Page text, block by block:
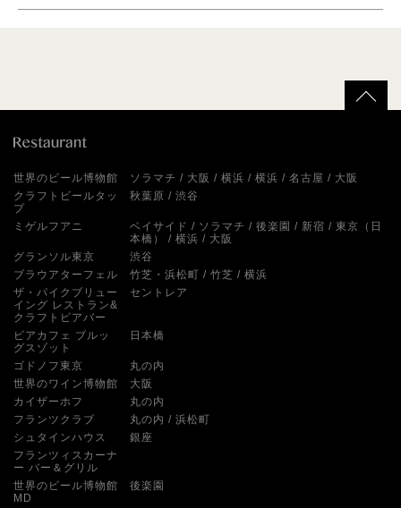
世界のビール博物館 ソラマチ 大阪 横浜 横浜 名古屋
大阪
クラフトビールタッ
プ
秋葉原 渋谷
ミゲルフアニ ベイサイド ソラマチ 後楽園 新宿
東京（日
本橋）
横浜
大阪
グランソル東京
渋谷
ブラウアターフェル
竹芝・浜松町 竹芝
横浜
ザ・パイクブリュー
イング レストラン&
クラフトビアバー
セントレア
ビアカフェ ブルッ
グスゾット
日本橋
ゴドノフ東京
丸の内
世界のワイン博物館
大阪
カイザーホフ
丸の内
フランツクラブ
丸の内
浜松町
シュタインハウス
銀座
フランツィスカーナ
ー バー＆グリル
世界のビール博物館
MD
後楽園